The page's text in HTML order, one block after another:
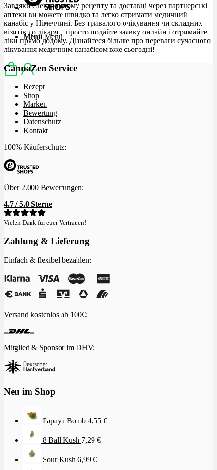
Menü Menü
Завдяки електронному рецепту та доставці через партнерські
аптеки ви можете швидко та легко отримати медичний
канабіс у Німеччині. Без тривалого очікування чи складних
візитів до лікаря – просто подайте заявку онлайн і отримайте
ліки прямо додому. Дізнайтеся більше про переваги сучасного
лікування медичним канабісом вже сьогодні!
CannaZen Service
Rezept
Shop
Marken
Bewertung
Datenschutz
Kontakt
100% Käuferschutz:
Über 2.000 Bewertungen:
4.7 / 5.0 Sterne
Vielen Dank für euer Vertrauen!
Zahlung & Lieferung
Einfach & flexibel bezahlen:
Versand kostenlos ab 100€:
Mitglied & Sponsor im DHV:
Neu im Shop
Papaya Bomb 4,55 €
8 Ball Kush 7,29 €
Sour Kush 6,99 €